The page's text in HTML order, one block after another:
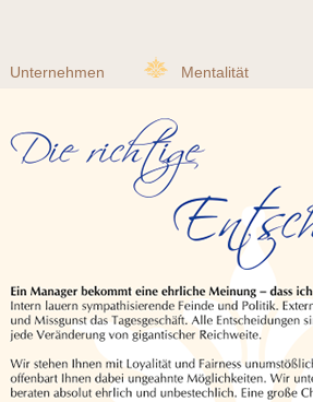
Unternehmen Mentalität